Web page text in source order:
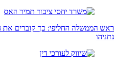
ראש הממשלה החליפי: כך קוברים את
נתניהו